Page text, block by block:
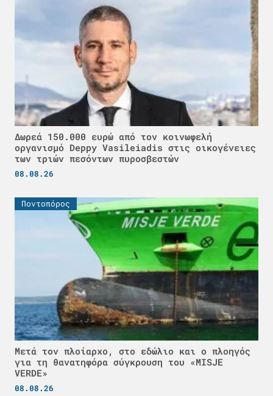
Δωρεά 150.000 ευρώ από τον κοινωφελή
οργανισμό Deppy Vasileiadis στις οικογένειες
των τριών πεσόντων πυροσβεστών
08.08.26
Ποντοπόρος
Μετά τον πλοίαρχο, στο εδώλιο και ο πλοηγός
για τη θανατηφόρα σύγκρουση του «MISJE
VERDE»
08.08.26